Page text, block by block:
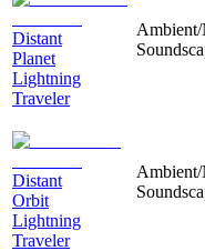
Distant
Planet
Lightning
Traveler
Ambient/
Distant
Orbit
Lightning
Traveler
Ambient/